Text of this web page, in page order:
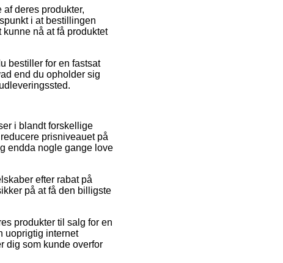
deres produkter,
i at bestillingen
nå at få produktet
bestiller for en fastsat
end du opholder sig
i blandt forskellige
prisniveauet på
endda nogle gange love
efter rabat på
på at få den billigste
produkter til salg for en
uoprigtig internet
dig som kunde overfor